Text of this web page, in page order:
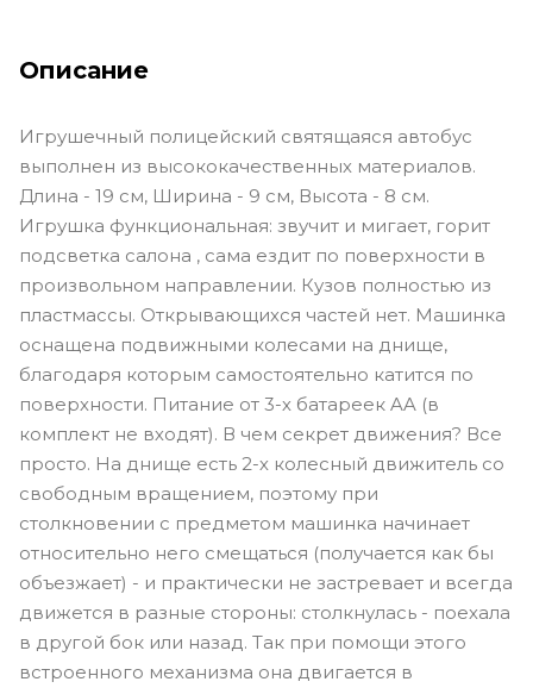
Описание
Игрушечный полицейский святящаяся автобус
выполнен из высококачественных материалов.
Длина - 19 см, Ширина - 9 см, Высота - 8 см.
Игрушка функциональная: звучит и мигает, горит
подсветка салона , сама ездит по поверхности в
произвольном направлении. Кузов полностью из
пластмассы. Открывающихся частей нет. Машинка
оснащена подвижными колесами на днище,
благодаря которым самостоятельно катится по
поверхности. Питание от 3-х батареек AA (в
комплект не входят). В чем секрет движения? Все
просто. На днище есть 2-х колесный движитель со
свободным вращением, поэтому при
столкновении с предметом машинка начинает
относительно него смещаться (получается как бы
объезжает) - и практически не застревает и всегда
движется в разные стороны: столкнулась - поехала
в другой бок или назад. Так при помощи этого
встроенного механизма она двигается в